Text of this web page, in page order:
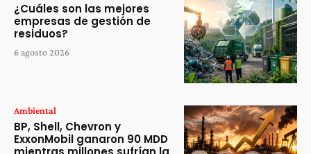
¿Cuáles son las mejores
empresas de gestión de
residuos?
6 agosto 2026
Ambiental
BP, Shell, Chevron y
ExxonMobil ganaron 90 MDD